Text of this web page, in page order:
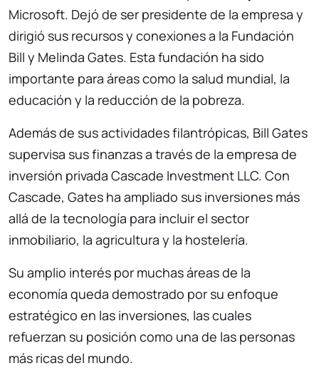
Microsoft. Dejó de ser presidente de la empresa y
dirigió sus recursos y conexiones a la Fundación
Bill y Melinda Gates. Esta fundación ha sido
importante para áreas como la salud mundial, la
educación y la reducción de la pobreza.
Además de sus actividades filantrópicas, Bill Gates
supervisa sus finanzas a través de la empresa de
inversión privada Cascade Investment LLC. Con
Cascade, Gates ha ampliado sus inversiones más
allá de la tecnología para incluir el sector
inmobiliario, la agricultura y la hostelería.
Su amplio interés por muchas áreas de la
economía queda demostrado por su enfoque
estratégico en las inversiones, las cuales
refuerzan su posición como una de las personas
más ricas del mundo.